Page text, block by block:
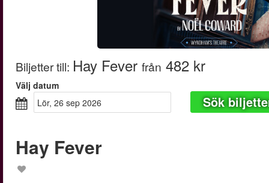
Biljetter till: Hay Fever från 482 kr
Välj datum
lör, 26 sep 2026
Sök
Hay Fever